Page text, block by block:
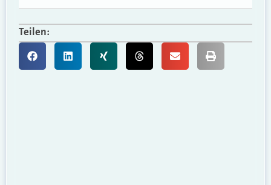
Teilen: